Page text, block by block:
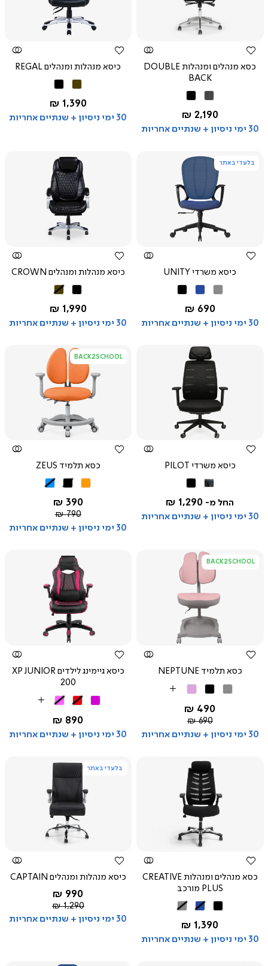
צפייה
מהירה
כסא מנהלים ומנהלות DOUBLE
BACK
החל מ-
2,190 ₪
30 ימי ניסיון + שנתיים אחריות
צפייה
מהירה
כיסא מנהלות ומנהלים REGAL
החל מ-
1,390 ₪
30 ימי ניסיון + שנתיים אחריות
בלעדי באתר
צפייה
מהירה
כיסא משרדי UNITY
החל מ-
690 ₪
30 ימי ניסיון + שנתיים אחריות
צפייה
מהירה
כיסא מנהלות ומנהלים CROWN
שחורחום
החל מ-
1,990 ₪
30 ימי ניסיון + שנתיים אחריות
צפייה
מהירה
כיסא משרדי PILOT
שחור
כהההחל מ- 1,290 ₪
30 ימי ניסיון + שנתיים אחריות
BACK2SCHOOL
צפייה
מהירה
כסא תלמיד ZEUS
שחורתכלת
החל מ-
390 ₪
מחיר
רגיל
790 ₪
30 ימי ניסיון + שנתיים אחריות
BACK2SCHOOL
צפייה
מהירה
כסא תלמיד NEPTUNE
More
Colors
החל מ-
490 ₪
מחיר
רגיל
690 ₪
30 ימי ניסיון + שנתיים אחריות
צפייה
מהירה
כיסא גיימינג לילדים XP JUNIOR
200
שחורשחורלבן
More
Colors
החל מ-
890 ₪
30 ימי ניסיון + שנתיים אחריות
צפייה
מהירה
כסא מנהלים ומנהלות CREATIVE
PLUS מורכב
שחורכחולאפור
החל מ-
1,390 ₪
30 ימי ניסיון + שנתיים אחריות
בלעדי באתר
צפייה
מהירה
כיסא מנהלות ומנהלים CAPTAIN
החל מ-
990 ₪
מחיר
רגיל
1,290 ₪
30 ימי ניסיון + שנתיים אחריות
שחור